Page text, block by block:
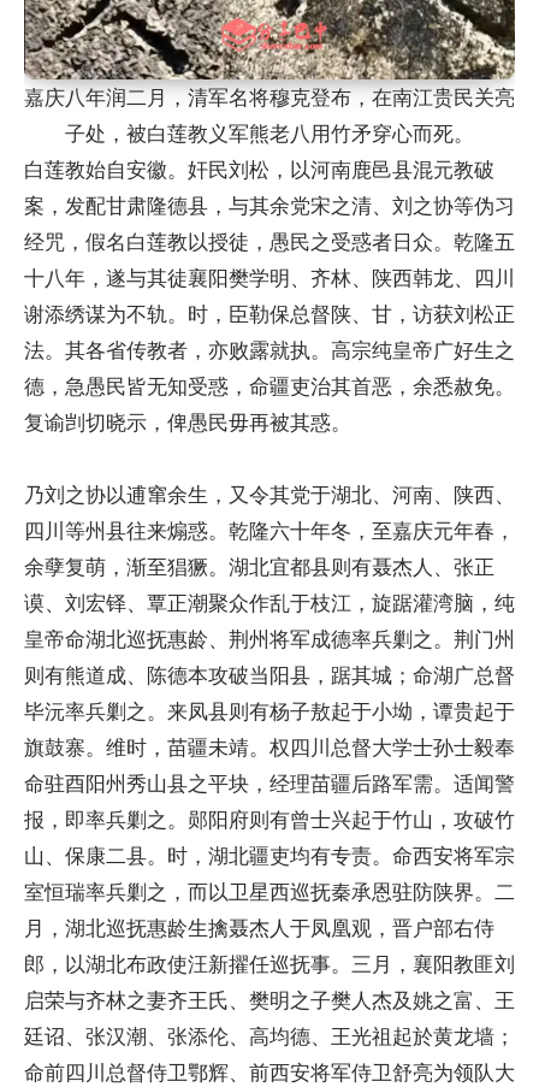
嘉庆八年润二月，清军名将穆克登布，在南江贵民关亮
子处，被白莲教义军熊老八用竹矛穿心而死。
白莲教始自安徽。奸民刘松，以河南鹿邑县混元教破
案，发配甘肃隆德县，与其余党宋之清、刘之协等伪习
经咒，假名白莲教以授徒，愚民之受惑者日众。乾隆五
十八年，遂与其徒襄阳樊学明、齐林、陕西韩龙、四川
谢添绣谋为不轨。时，臣勒保总督陕、甘，访获刘松正
法。其各省传教者，亦败露就执。高宗纯皇帝广好生之
德，急愚民皆无知受惑，命疆吏治其首恶，余悉赦免。
复谕剀切晓示，俾愚民毋再被其惑。
乃刘之协以逋窜余生，又令其党于湖北、河南、陕西、
四川等州县往来煽惑。乾隆六十年冬，至嘉庆元年春，
余孽复萌，渐至猖獗。湖北宜都县则有聂杰人、张正
谟、刘宏铎、覃正潮聚众作乱于枝江，旋踞灌湾脑，纯
皇帝命湖北巡抚惠龄、荆州将军成德率兵剿之。荆门州
则有熊道成、陈德本攻破当阳县，踞其城；命湖广总督
毕沅率兵剿之。来凤县则有杨子敖起于小坳，谭贵起于
旗鼓寨。维时，苗疆未靖。权四川总督大学士孙士毅奉
命驻酉阳州秀山县之平块，经理苗疆后路军需。适闻警
报，即率兵剿之。郧阳府则有曾士兴起于竹山，攻破竹
山、保康二县。时，湖北疆吏均有专责。命西安将军宗
室恒瑞率兵剿之，而以卫星西巡抚秦承恩驻防陕界。二
月，湖北巡抚惠龄生擒聂杰人于凤凰观，晋户部右侍
郎，以湖北布政使汪新擢任巡抚事。三月，襄阳教匪刘
启荣与齐林之妻齐王氏、樊明之子樊人杰及姚之富、王
廷诏、张汉潮、张添伦、高均德、王光祖起於黄龙墙；
命前四川总督侍卫鄂辉、前西安将军侍卫舒亮为领队大